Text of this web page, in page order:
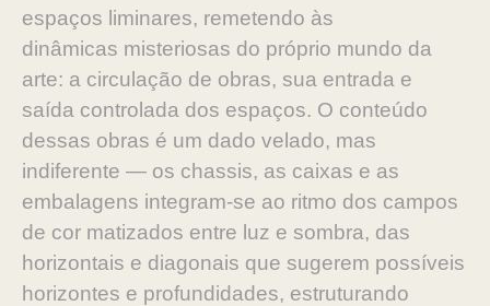
espaços liminares, remetendo às
dinâmicas misteriosas do próprio mundo da
arte: a circulação de obras, sua entrada e
saída controlada dos espaços. O conteúdo
dessas obras é um dado velado, mas
indiferente — os chassis, as caixas e as
embalagens integram-se ao ritmo dos campos
de cor matizados entre luz e sombra, das
horizontais e diagonais que sugerem possíveis
horizontes e profundidades, estruturando